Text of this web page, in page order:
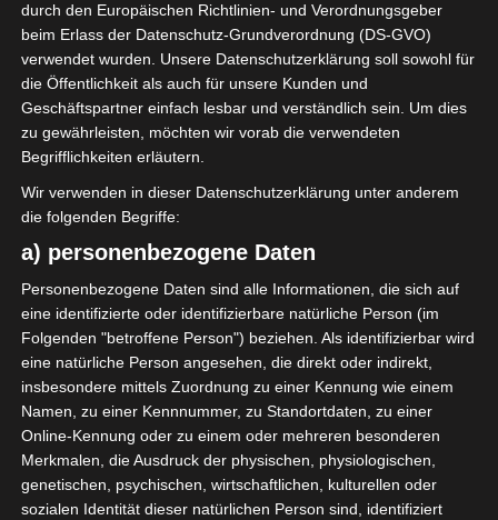
Für euch habe ich nochmal ein
paar Bilder aus der
Vorweihnachtszeit in unserem
Zuhause zusammengestellt und
hoffe, dass euch die
Inspirationen gefallen haben.
durch den Europäischen Richtlinien- und Verordnungsgeber
beim Erlass der Datenschutz-Grundverordnung (DS-GVO)
verwendet wurden. Unsere Datenschutzerklärung soll sowohl für
die Öffentlichkeit als auch für unsere Kunden und
Geschäftspartner einfach lesbar und verständlich sein. Um dies
zu gewährleisten, möchten wir vorab die verwendeten
Begrifflichkeiten erläutern.
Wir verwenden in dieser Datenschutzerklärung unter anderem
die folgenden Begriffe:
a) personenbezogene Daten
Personenbezogene Daten sind alle Informationen, die sich auf
eine identifizierte oder identifizierbare natürliche Person (im
Folgenden "betroffene Person") beziehen. Als identifizierbar wird
eine natürliche Person angesehen, die direkt oder indirekt,
insbesondere mittels Zuordnung zu einer Kennung wie einem
Namen, zu einer Kennnummer, zu Standortdaten, zu einer
Online-Kennung oder zu einem oder mehreren besonderen
Merkmalen, die Ausdruck der physischen, physiologischen,
genetischen, psychischen, wirtschaftlichen, kulturellen oder
sozialen Identität dieser natürlichen Person sind, identifiziert